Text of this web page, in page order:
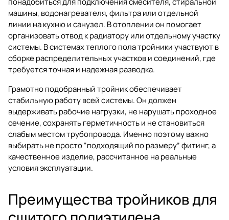
машины, водонагревателя, фильтра или отдельной
линии на кухню и санузел. В отоплении он помогает
организовать отвод к радиатору или отдельному участку
системы. В системах теплого пола тройники участвуют в
сборке распределительных участков и соединений, где
требуется точная и надежная разводка.
Грамотно подобранный тройник обеспечивает
стабильную работу всей системы. Он должен
выдерживать рабочие нагрузки, не нарушать проходное
сечение, сохранять герметичность и не становиться
слабым местом трубопровода. Именно поэтому важно
выбирать не просто “подходящий по размеру” фитинг, а
качественное изделие, рассчитанное на реальные
условия эксплуатации.
Преимущества тройников для